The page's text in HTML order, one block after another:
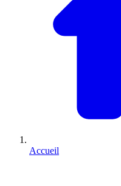
Accueil